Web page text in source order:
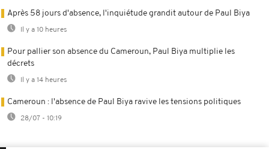
Après 58 jours d'absence, l'inquiétude grandit autour de Paul Biya
Il y a 10 heures
Pour pallier son absence du Cameroun, Paul Biya multiplie les
décrets
Il y a 14 heures
Cameroun : l'absence de Paul Biya ravive les tensions politiques
28/07 - 10:19